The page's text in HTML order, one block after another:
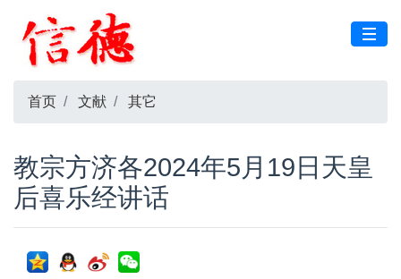
首页 文献 其它
教宗方济各2024年5月19日天皇
后喜乐经讲话